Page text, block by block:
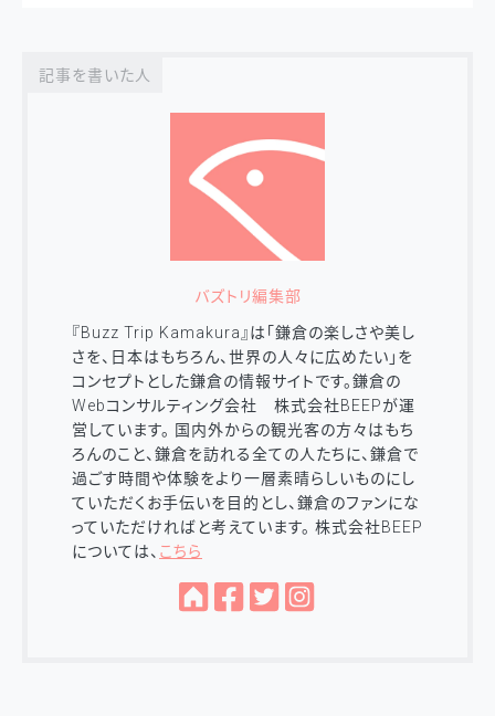
記事を書いた人
バズトリ編集部
『Buzz Trip Kamakura』は「鎌倉の楽しさや美し
さを、日本はもちろん、世界の人々に広めたい」を
コンセプトとした鎌倉の情報サイトです。鎌倉の
Webコンサルティング会社 株式会社BEEPが運
営しています。 国内外からの観光客の方々はもち
ろんのこと、鎌倉を訪れる全ての人たちに、鎌倉で
過ごす時間や体験をより一層素晴らしいものにし
ていただくお手伝いを目的とし、鎌倉のファンにな
っていただければと考えています。 株式会社BEEP
については、 こちら